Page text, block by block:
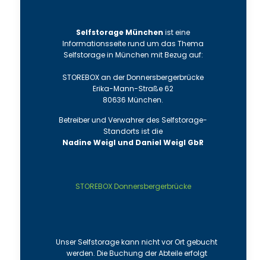
Selfstorage München ist eine
Informationsseite rund um das Thema
Selfstorage in München mit Bezug auf:
STOREBOX an der Donnersbergerbrücke
Erika-Mann-Straße 62
80636 München.
Betreiber und Verwahrer des Selfstorage-
Standorts ist die
Nadine Weigl und Daniel Weigl GbR
STOREBOX Donnersbergerbrücke
Unser Selfstorage kann nicht vor Ort gebucht
werden. Die Buchung der Abteile erfolgt